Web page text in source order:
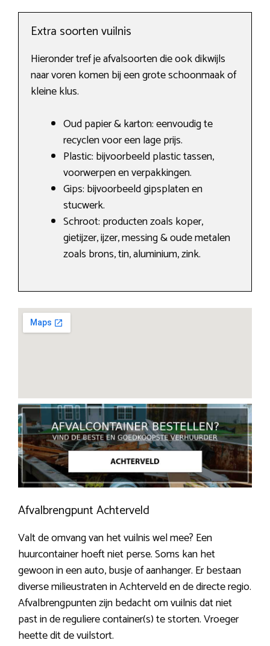
Extra soorten vuilnis
Hieronder tref je afvalsoorten die ook dikwijls
naar voren komen bij een grote schoonmaak of
kleine klus.
Oud papier & karton: eenvoudig te
recyclen voor een lage prijs.
Plastic: bijvoorbeeld plastic tassen,
voorwerpen en verpakkingen.
Gips: bijvoorbeeld gipsplaten en
stucwerk.
Schroot: producten zoals koper,
gietijzer, ijzer, messing & oude metalen
zoals brons, tin, aluminium, zink.
Afvalbrengpunt Achterveld
Valt de omvang van het vuilnis wel mee? Een
huurcontainer hoeft niet perse. Soms kan het
gewoon in een auto, busje of aanhanger. Er bestaan
diverse milieustraten in Achterveld en de directe regio.
Afvalbrengpunten zijn bedacht om vuilnis dat niet
past in de reguliere container(s) te storten. Vroeger
heette dit de vuilstort.